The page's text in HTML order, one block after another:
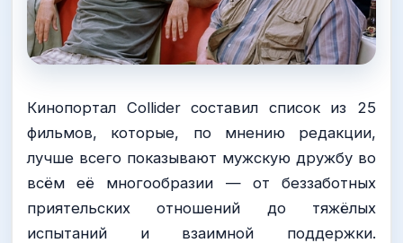
Кинопортал Collider составил список из 25
фильмов, которые, по мнению редакции,
лучше всего показывают мужскую дружбу во
всём её многообразии — от беззаботных
приятельских отношений до тяжёлых
испытаний и взаимной поддержки.